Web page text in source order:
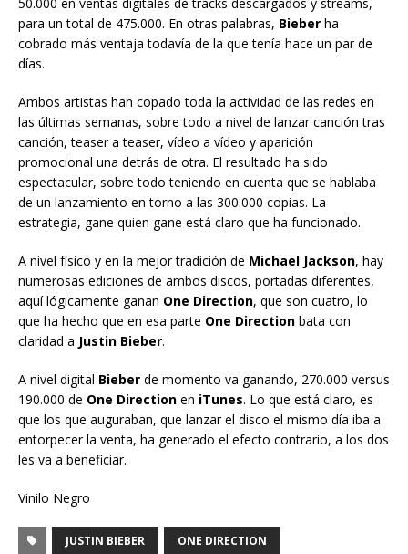
para un total de 475.000. En otras palabras, Bieber ha
cobrado más ventaja todavía de la que tenía hace un par de
días.
Ambos artistas han copado toda la actividad de las redes en
las últimas semanas, sobre todo a nivel de lanzar canción tras
canción, teaser a teaser, vídeo a vídeo y aparición
promocional una detrás de otra. El resultado ha sido
espectacular, sobre todo teniendo en cuenta que se hablaba
de un lanzamiento en torno a las 300.000 copias. La
estrategia, gane quien gane está claro que ha funcionado.
A nivel físico y en la mejor tradición de Michael Jackson, hay
numerosas ediciones de ambos discos, portadas diferentes,
aquí lógicamente ganan One Direction, que son cuatro, lo
que ha hecho que en esa parte One Direction bata con
claridad a Justin Bieber.
A nivel digital Bieber de momento va ganando, 270.000 versus
190.000 de One Direction en iTunes. Lo que está claro, es
que los que auguraban, que lanzar el disco el mismo día iba a
entorpecer la venta, ha generado el efecto contrario, a los dos
les va a beneficiar.
Vinilo Negro
JUSTIN BIEBER ONE DIRECTION